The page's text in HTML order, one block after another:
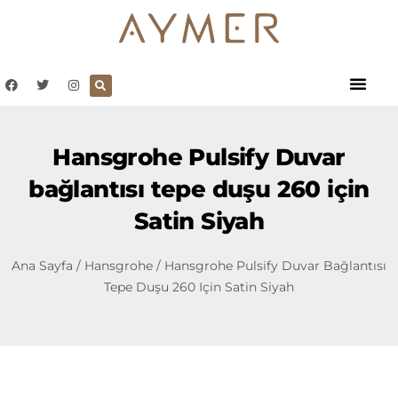
Hansgrohe Pulsify Duvar
bağlantısı tepe duşu 260 için
Satin Siyah
Ana Sayfa / Hansgrohe / Hansgrohe Pulsify Duvar Bağlantısı
Tepe Duşu 260 Için Satin Siyah